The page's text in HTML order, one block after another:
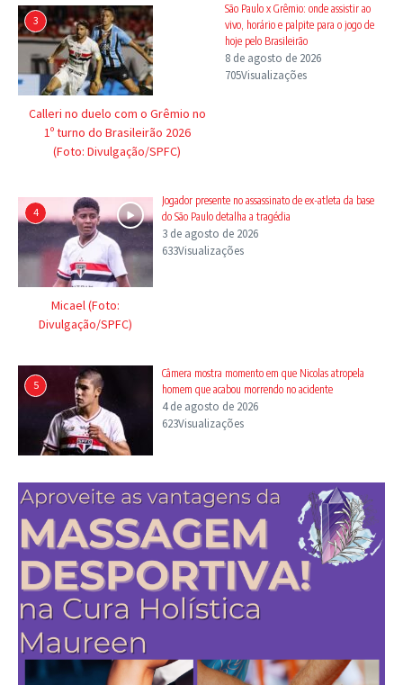
3
Calleri no duelo com o Grêmio no
1º turno do Brasileirão 2026
(Foto: Divulgação/SPFC)
São Paulo x Grêmio: onde assistir ao
vivo, horário e palpite para o jogo de
hoje pelo Brasileirão
8 de agosto de 2026
705Visualizações
4
Micael (Foto:
Divulgação/SPFC)
Jogador presente no assassinato de ex-atleta da base
do São Paulo detalha a tragédia
3 de agosto de 2026
633Visualizações
5
Câmera mostra momento em que Nicolas atropela
homem que acabou morrendo no acidente
4 de agosto de 2026
623Visualizações